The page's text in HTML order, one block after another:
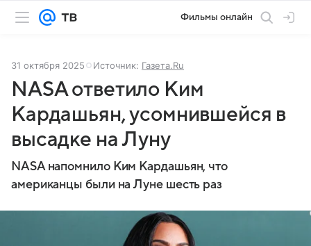
Фильмы онлайн
31 октября 2025 Источник: Газета.Ru
NASA ответило Ким
Кардашьян, усомнившейся в
высадке на Луну
NASA напомнило Ким Кардашьян, что
американцы были на Луне шесть раз